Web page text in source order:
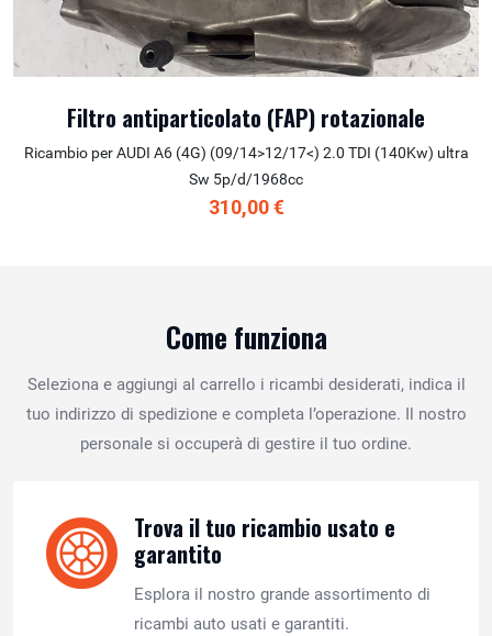
Filtro antiparticolato (FAP) rotazionale
Ricambio per AUDI A6 (4G) (09/14>12/17<) 2.0 TDI (140Kw) ultra
Sw 5p/d/1968cc
310,00 €
Come funziona
Seleziona e aggiungi al carrello i ricambi desiderati, indica il
tuo indirizzo di spedizione e completa l’operazione. Il nostro
personale si occuperà di gestire il tuo ordine.
Trova il tuo ricambio usato e
garantito
Esplora il nostro grande assortimento di
ricambi auto usati e garantiti.